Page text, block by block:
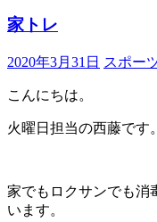
家トレ
2020年3月31日 スポー
こんにちは。
火曜日担当の西藤です。
家でもロクサンでも消
います。